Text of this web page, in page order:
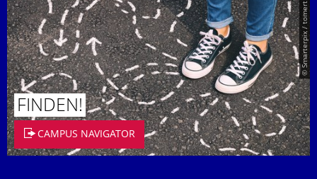
© Smarterpix / tomert
FINDEN!
CAMPUS NAVIGATOR